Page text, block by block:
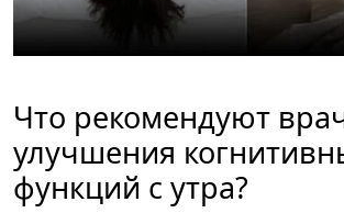
Что рекомендуют
улучшения
функций с утра?